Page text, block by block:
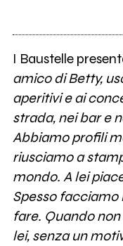
I Baustelle
amico di Betty,
aperitivi e ai
strada, nei bar e
Abbiamo profili
riusciamo a
mondo. A lei
Spesso
fare. Quando
lei, senza un